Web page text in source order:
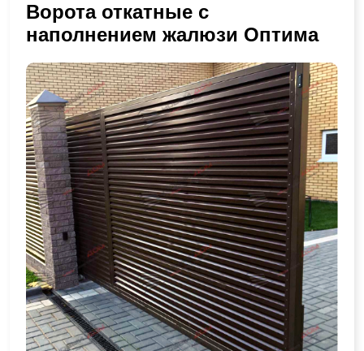
Ворота откатные с
наполнением жалюзи Оптима